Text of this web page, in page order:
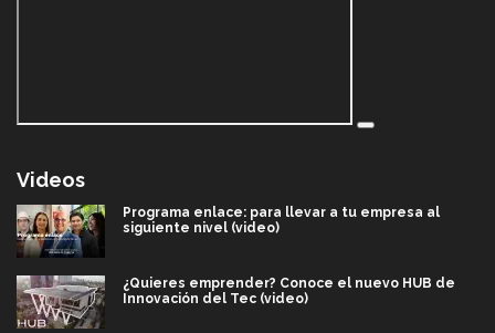
Videos
Programa enlace: para llevar a tu empresa al
siguiente nivel (video)
¿Quieres emprender? Conoce el nuevo HUB de
Innovación del Tec (video)